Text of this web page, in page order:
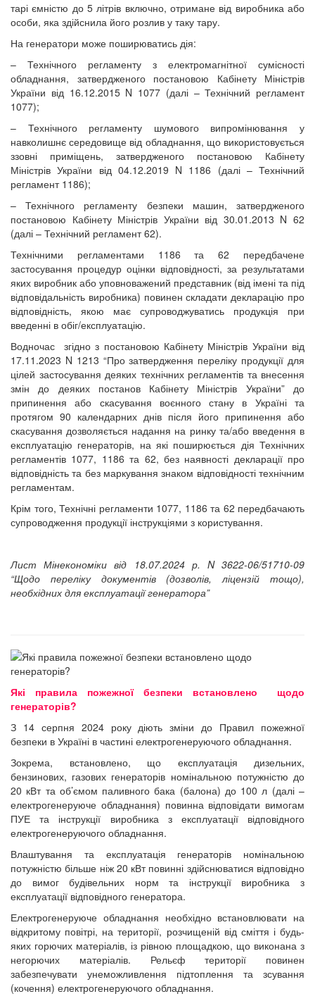
тарі ємністю до 5 літрів включно, отримане від виробника або
особи, яка здійснила його розлив у таку тару.
На генератори може поширюватись дія:
– Технічного регламенту з електромагнітної сумісності
обладнання, затвердженого постановою Кабінету Міністрів
України від 16.12.2015 N 1077 (далі – Технічний регламент
1077);
– Технічного регламенту шумового випромінювання у
навколишнє середовище від обладнання, що використовується
ззовні приміщень, затвердженого постановою Кабінету
Міністрів України від 04.12.2019 N 1186 (далі – Технічний
регламент 1186);
– Технічного регламенту безпеки машин, затвердженого
постановою Кабінету Міністрів України від 30.01.2013 N 62
(далі – Технічний регламент 62).
Технічними регламентами 1186 та 62 передбачене
застосування процедур оцінки відповідності, за результатами
яких виробник або уповноважений представник (від імені та під
відповідальність виробника) повинен складати декларацію про
відповідність, якою має супроводжуватись продукція при
введенні в обіг/експлуатацію.
Водночас згідно з постановою Кабінету Міністрів України від
17.11.2023 N 1213 “Про затвердження переліку продукції для
цілей застосування деяких технічних регламентів та внесення
змін до деяких постанов Кабінету Міністрів України” до
припинення або скасування воєнного стану в Україні та
протягом 90 календарних днів після його припинення або
скасування дозволяється надання на ринку та/або введення в
експлуатацію генераторів, на які поширюється дія Технічних
регламентів 1077, 1186 та 62, без наявності декларації про
відповідність та без маркування знаком відповідності технічним
регламентам.
Крім того, Технічні регламенти 1077, 1186 та 62 передбачають
супроводження продукції інструкціями з користування.
Лист Мінекономіки від 18.07.2024 р. N 3622-06/51710-09
“Щодо переліку документів (дозволів, ліцензій тощо),
необхідних для експлуатації генератора”
Які правила пожежної безпеки встановлено щодо
генераторів?
З 14 серпня 2024 року діють зміни до Правил пожежної
безпеки в Україні в частині електрогенеруючого обладнання.
Зокрема, встановлено, що експлуатація дизельних,
бензинових, газових генераторів номінальною потужністю до
20 кВт та об’ємом паливного бака (балона) до 100 л (далі –
електрогенеруюче обладнання) повинна відповідати вимогам
ПУЕ та інструкції виробника з експлуатації відповідного
електрогенеруючого обладнання.
Влаштування та експлуатація генераторів номінальною
потужністю більше ніж 20 кВт повинні здійснюватися відповідно
до вимог будівельних норм та інструкції виробника з
експлуатації відповідного генератора.
Електрогенеруюче обладнання необхідно встановлювати на
відкритому повітрі, на території, розчищеній від сміття і будь-
яких горючих матеріалів, із рівною площадкою, що виконана з
негорючих матеріалів. Рельєф території повинен
забезпечувати унеможливлення підтоплення та зсування
(кочення) електрогенеруючого обладнання.